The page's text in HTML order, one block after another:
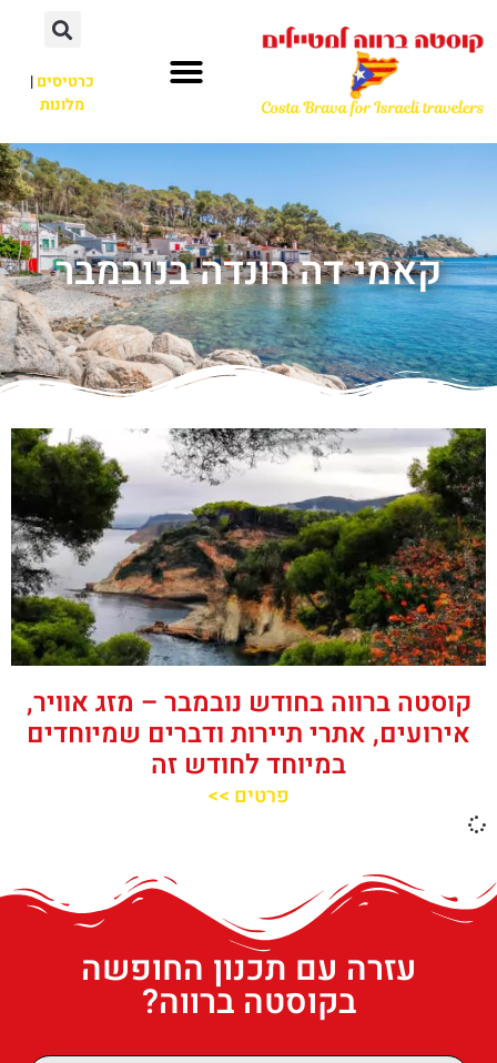
כרטיסים|
מלונות
קאמי דה רונדה בנובמבר
קוסטה ברווה בחודש נובמבר – מזג אוויר,
אירועים, אתרי תיירות ודברים שמיוחדים
במיוחד לחודש זה
פרטים >>
עזרה עם תכנון החופשה
בקוסטה ברווה?